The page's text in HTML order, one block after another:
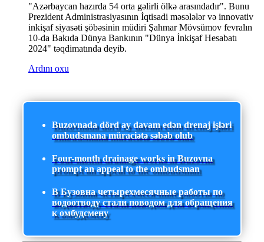
"Azərbaycan hazırda 54 orta gəlirli ölkə arasındadır". Bunu
Prezident Administrasiyasının İqtisadi məsələlər və innovativ
inkişaf siyasəti şöbəsinin müdiri Şahmar Mövsümov fevralın
10-da Bakıda Dünya Bankının "Dünya İnkişaf Hesabatı
2024" təqdimatında deyib.
Ardını oxu
Buzovnada dörd ay davam edən drenaj işləri
ombudsmana müraciətə səbəb olub
Four-month drainage works in Buzovna
prompt an appeal to the ombudsman
В Бузовна четырехмесячные работы по
водоотводу стали поводом для обращения
к омбудсмену